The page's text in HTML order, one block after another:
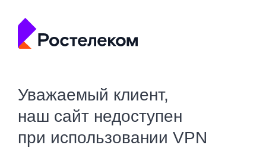
Уважаемый клиент,
наш сайт недоступен
при использовании VPN